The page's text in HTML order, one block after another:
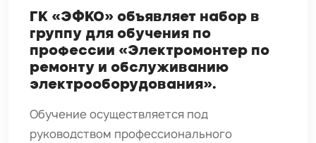
ГК «ЭФКО» объявляет набор в
группу для обучения по
профессии «Электромонтер по
ремонту и обслуживанию
электрооборудования».
Обучение осуществляется под
руководством профессионального